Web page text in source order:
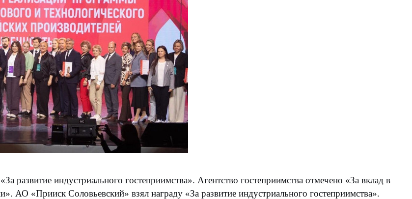
развитие индустриального гостеприимства». Агентство гостеприимства отмечено «За вклад в
АО «Прииск Соловьевский» взял награду «За развитие индустриального гостеприимства».